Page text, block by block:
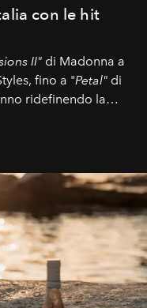
con le hit
II" di Madonna a
fino a "Petal" di
ridefinendo la